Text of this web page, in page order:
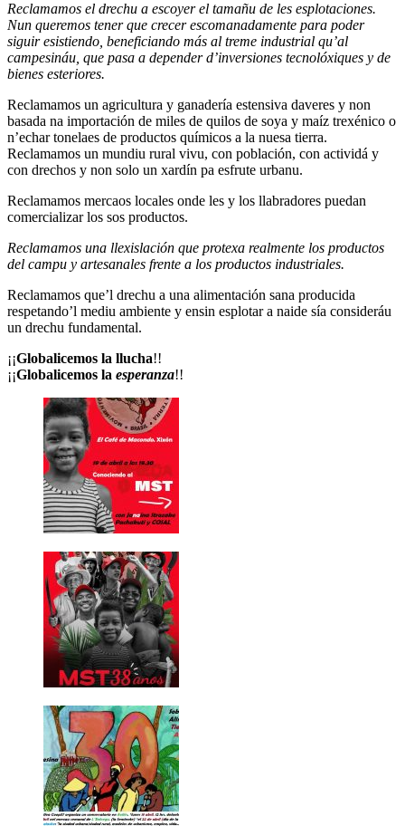
Reclamamos el drechu a escoyer el tamañu de les esplotaciones.
Nun queremos tener que crecer escomanadamente para poder
siguir esistiendo, beneficiando más al treme industrial qu’al
campesináu, que pasa a depender d’inversiones tecnolóxiques y de
bienes esteriores.
Reclamamos un agricultura y ganadería estensiva daveres y non
basada na importación de miles de quilos de soya y maíz trexénico o
n’echar tonelaes de productos químicos a la nuesa tierra.
Reclamamos un mundiu rural vivu, con población, con actividá y
con drechos y non solo un xardín pa esfrute urbanu.
Reclamamos mercaos locales onde les y los llabradores puedan
comercializar los sos productos.
Reclamamos una llexislación que protexa realmente los productos
del campu y artesanales frente a los productos industriales.
Reclamamos que’l drechu a una alimentación sana producida
respetando’l mediu ambiente y ensin esplotar a naide sía consideráu
un drechu fundamental.
¡¡Globalicemos la llucha!!
¡¡Globalicemos la esperanza!!